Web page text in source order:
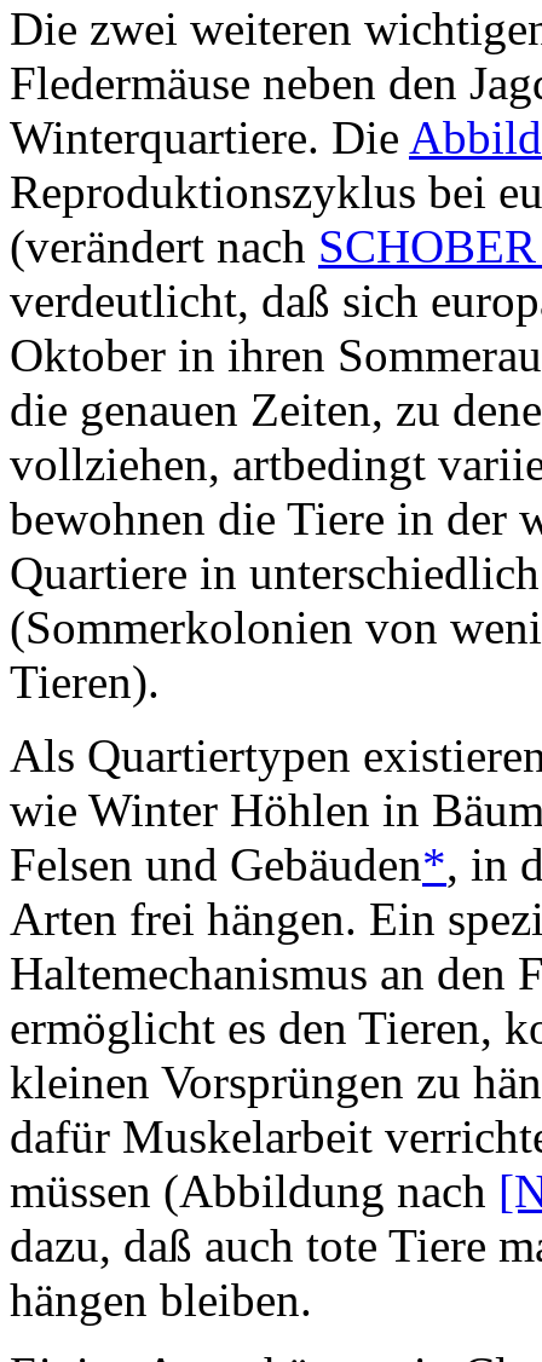
Die zwei weiteren
Fledermäuse neben den
Winterquartiere. Die
Reproduktionszyklus bei
(verändert nach
verdeutlicht, daß sich
Oktober in ihren
die genauen Zeiten, zu
vollziehen, artbedingt
bewohnen die Tiere in der
Quartiere in
(Sommerkolonien von
Tieren).
Als Quartiertypen
wie Winter Höhlen in
Felsen und Gebäuden*, in
Arten frei hängen. Ein
Haltemechanismus an den
ermöglicht es den Tieren,
kleinen Vorsprüngen zu
dafür Muskelarbeit
müssen (Abbildung nach
dazu, daß auch tote Tiere
hängen bleiben.